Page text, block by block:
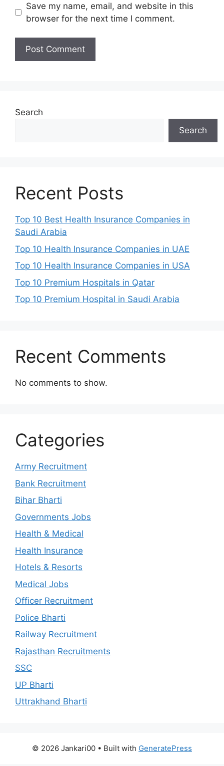
Save my name, email, and website in this
browser for the next time I comment.
Search
Search
Recent Posts
Top 10 Best Health Insurance Companies in
Saudi Arabia
Top 10 Health Insurance Companies in UAE
Top 10 Health Insurance Companies in USA
Top 10 Premium Hospitals in Qatar
Top 10 Premium Hospital in Saudi Arabia
Recent Comments
No comments to show.
Categories
Army Recruitment
Bank Recruitment
Bihar Bharti
Governments Jobs
Health & Medical
Health Insurance
Hotels & Resorts
Medical Jobs
Officer Recruitment
Police Bharti
Railway Recruitment
Rajasthan Recruitments
SSC
UP Bharti
Uttrakhand Bharti
© 2026 Jankari00 • Built with GeneratePress